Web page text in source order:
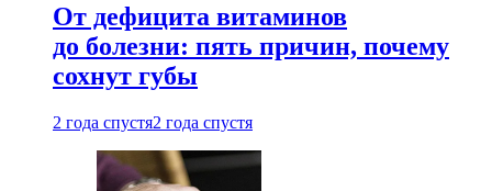
От дефицита витаминов
до болезни: пять причин, почему
сохнут губы
2 года спустя2 года спустя